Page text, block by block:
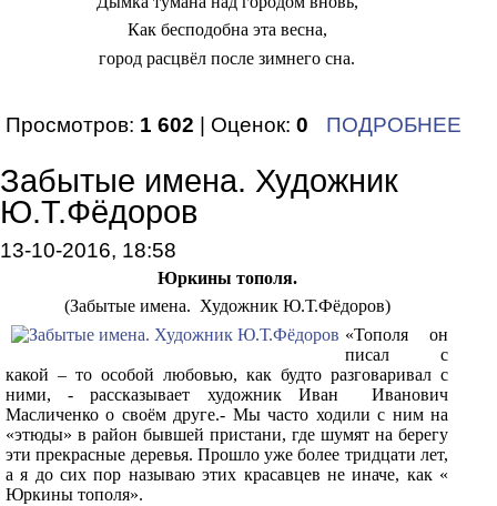
Как бесподобна эта весна,
город расцвёл после зимнего сна.
Просмотров: 1 602 | Оценок: 0 ПОДРОБНЕЕ
Забытые имена. Художник
Ю.Т.Фёдоров
13-10-2016, 18:58
Юркины тополя.
(Забытые имена. Художник Ю.Т.Фёдоров)
«Тополя он
писал с
какой – то особой любовью, как будто разговаривал с
ними, - рассказывает художник Иван Иванович
Масличенко о своём друге.- Мы часто ходили с ним на
«этюды» в район бывшей пристани, где шумят на берегу
эти прекрасные деревья. Прошло уже более тридцати лет,
а я до сих пор называю этих красавцев не иначе, как «
Юркины тополя».